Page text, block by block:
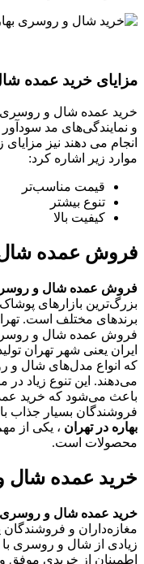
مزایای خرید عمده
خرید عمده شال و روسری
و نمایندگی‌های مد
انجام می دهند نیز مزایای
موارد زیر اشاره کرد:
قیمت مناسب‌تر
تنوع بیشتر
کیفیت بالا
فروش عمده شال
فروش عمده شال و روسری
بزرگ‌ترین بازارهای
برندهای مختلف است.
فروش عمده شال و
ایران یعنی شهر تهران
که انواع مدل‌های شال و
می‌دهند. این تنوع زیاد در
باعث می‌شود که خرید
فروشندگان بسیار جذاب
بهاره در تهران ، یکی از
محصولات است.
خرید عمده شال
خرید عمده شال و روسری
مغازه‌داران و
زیادی از شال و روسری
اطمینان از خریدی موفق